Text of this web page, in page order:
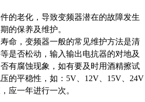
的老化，导致变频器潜在的故障发生
的保养及维护。
命，变频器一般的常见维护方法是清
是否松动，输入输出电抗器的对地及
有腐蚀现象，如有要及时用酒精擦试
的平稳性，如：5V、12V、15V、24V
应一年进行一次。